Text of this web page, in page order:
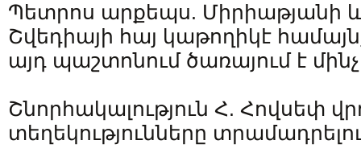
Պետրոս արքեպս. Միրիաթյանի
Շվեդիայի հայ կաթողիկէ
այդ պաշտոնում ծառայում է
Շնորհակալություն Հ. Հովսեփ
տեղեկությունները